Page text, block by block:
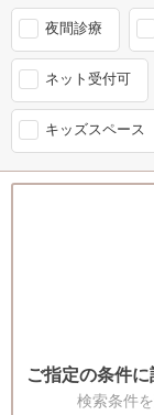
夜間診療
ネット受付可
キッズスペース
ご指定の条件
検索条件